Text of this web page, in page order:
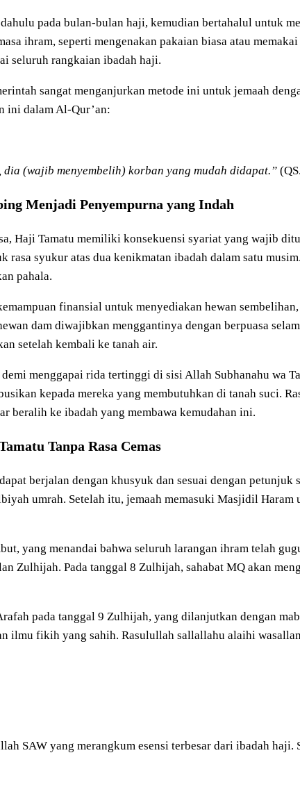
pada bulan-bulan haji, kemudian bertahalul untuk
ihram, seperti mengenakan pakaian biasa atau
seluruh rangkaian ibadah haji.
sangat menganjurkan metode ini untuk jemaah
ini dalam Al-Qur’an:
(wajib menyembelih) korban yang mudah didapat.”
Menjadi Penyempurna yang Indah
Haji Tamatu memiliki konsekuensi syariat yang wajib
syukur atas dua kenikmatan ibadah dalam satu
pahala.
finansial untuk menyediakan hewan
dam diwajibkan menggantinya dengan berpuasa
setelah kembali ke tanah air.
menggapai rida tertinggi di sisi Allah Subhanahu wa
kepada mereka yang membutuhkan di tanah suci.
beralih ke ibadah yang membawa kemudahan ini.
Tanpa Rasa Cemas
berjalan dengan khusyuk dan sesuai dengan
umrah. Setelah itu, jemaah memasuki Masjidil
yang menandai bahwa seluruh larangan ihram telah
Zulhijah. Pada tanggal 8 Zulhijah, sahabat MQ akan
pada tanggal 9 Zulhijah, yang dilanjutkan dengan
ilmu fikih yang sahih. Rasulullah sallallahu alaihi
SAW yang merangkum esensi terbesar dari ibadah haji.